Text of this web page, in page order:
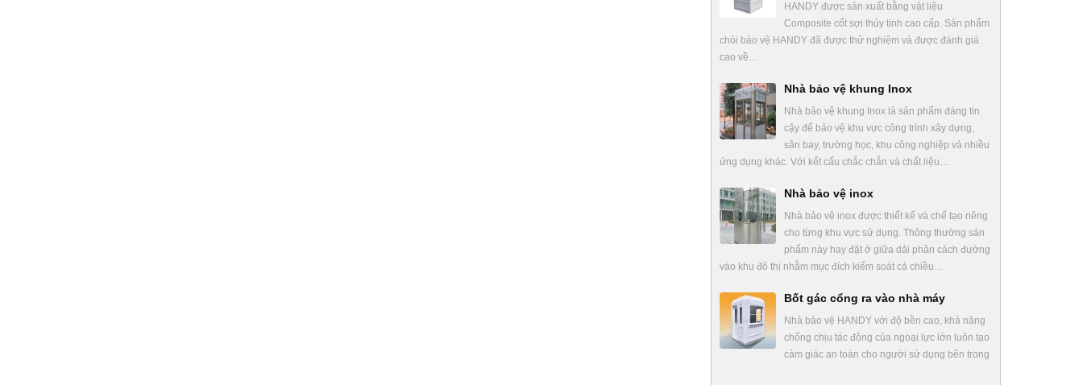
HANDY được sản xuất bằng vật liệu
Composite cốt sợi thủy tinh cao cấp. Sản phẩm
chòi bảo vệ HANDY đã được thử nghiệm và được đánh giá
cao về…
Nhà bảo vệ khung Inox
Nhà bảo vệ khung Inox là sản phẩm đáng tin
cậy để bảo vệ khu vực công trình xây dựng,
sân bay, trường học, khu công nghiệp và nhiều
ứng dụng khác. Với kết cấu chắc chắn và chất liệu…
Nhà bảo vệ inox
Nhà bảo vệ inox được thiết kế và chế tạo riêng
cho từng khu vực sử dụng. Thông thường sản
phẩm này hay đặt ở giữa dải phân cách đường
vào khu đô thị nhằm mục đích kiểm soát cả chiều…
Bốt gác cổng ra vào nhà máy
Nhà bảo vệ HANDY với độ bền cao, khả năng
chống chịu tác động của ngoại lực lớn luôn tạo
cảm giác an toàn cho người sử dụng bên trong